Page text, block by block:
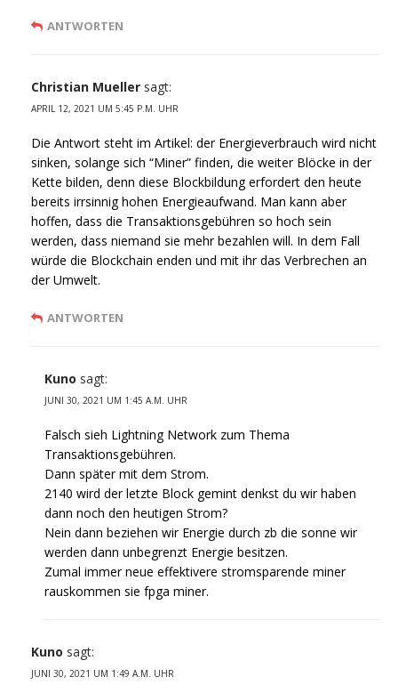
ANTWORTEN
Christian Mueller sagt:
APRIL 12, 2021 UM 5:45 P.M. UHR
Die Antwort steht im Artikel: der Energieverbrauch wird nicht
sinken, solange sich “Miner” finden, die weiter Blöcke in der
Kette bilden, denn diese Blockbildung erfordert den heute
bereits irrsinnig hohen Energieaufwand. Man kann aber
hoffen, dass die Transaktionsgebühren so hoch sein
werden, dass niemand sie mehr bezahlen will. In dem Fall
würde die Blockchain enden und mit ihr das Verbrechen an
der Umwelt.
ANTWORTEN
Kuno sagt:
JUNI 30, 2021 UM 1:45 A.M. UHR
Falsch sieh Lightning Network zum Thema
Transaktionsgebühren.
Dann später mit dem Strom.
2140 wird der letzte Block gemint denkst du wir haben
dann noch den heutigen Strom?
Nein dann beziehen wir Energie durch zb die sonne wir
werden dann unbegrenzt Energie besitzen.
Zumal immer neue effektivere stromsparende miner
rauskommen sie fpga miner.
Kuno sagt:
JUNI 30, 2021 UM 1:49 A.M. UHR